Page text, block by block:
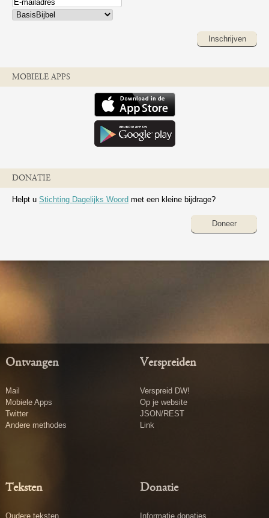
Inschrijven
MOBIELE APPS
DONATIE
Helpt u Stichting Dagelijks Woord met een kleine bijdrage?
Doneer
Ontvangen
Mail
Mobiele Apps
Twitter
Andere methodes
Verspreiden
Verspreid DW!
Op je website
JSON/REST
Link
Teksten
Oudere teksten
Donatie
Informatie donaties